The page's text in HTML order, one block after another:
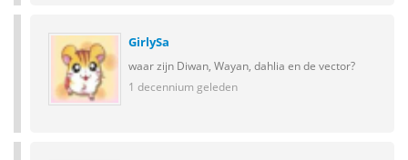
GirlySa
waar zijn Diwan, Wayan, dahlia en de vector?
1 decennium geleden